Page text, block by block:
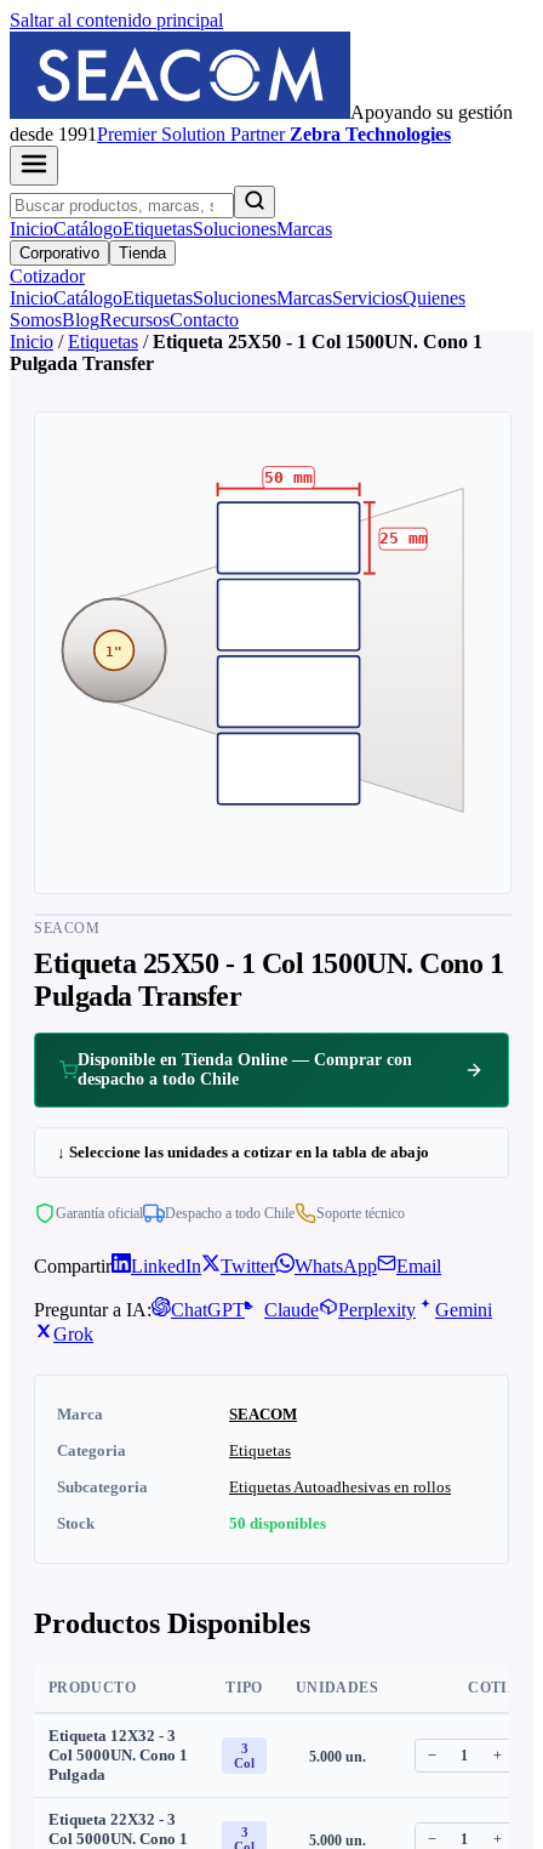
Saltar al contenido principal
Apoyando su gestión
desde 1991PremierSolution Partner Zebra Technologies
InicioCatálogoEtiquetasSolucionesMarcas
Corporativo Tienda
Cotizador
InicioCatálogoEtiquetasSolucionesMarcasServiciosQuienes
SomosBlogRecursosContacto
Inicio / Etiquetas / Etiqueta 25X50 - 1 Col 1500UN. Cono 1
Pulgada Transfer
1"
50 mm
25 mm
SEACOM
Etiqueta 25X50 - 1 Col 1500UN. Cono 1
Pulgada Transfer
Disponible en Tienda Online — Comprar con
despacho a todo Chile
↓ Seleccione las unidades a cotizar en la tabla de abajo
Garantía oficial Despacho a todo Chile Soporte técnico
Compartir LinkedIn Twitter WhatsApp Email
Preguntar a IA: ChatGPT Claude Perplexity
Gemini
Grok
Marca
SEACOM
Categoria
Etiquetas
Subcategoria
Etiquetas Autoadhesivas en rollos
Stock
50 disponibles
Productos Disponibles
PRODUCTO TIPO UNIDADES COTIZAR
Etiqueta 12X32 - 3
Col 5000UN. Cono 1
Pulgada
3
Col
5.000un. − 1 +
Etiqueta 22X32 - 3
Col 5000UN. Cono 1
3
5.000un. − 1 +